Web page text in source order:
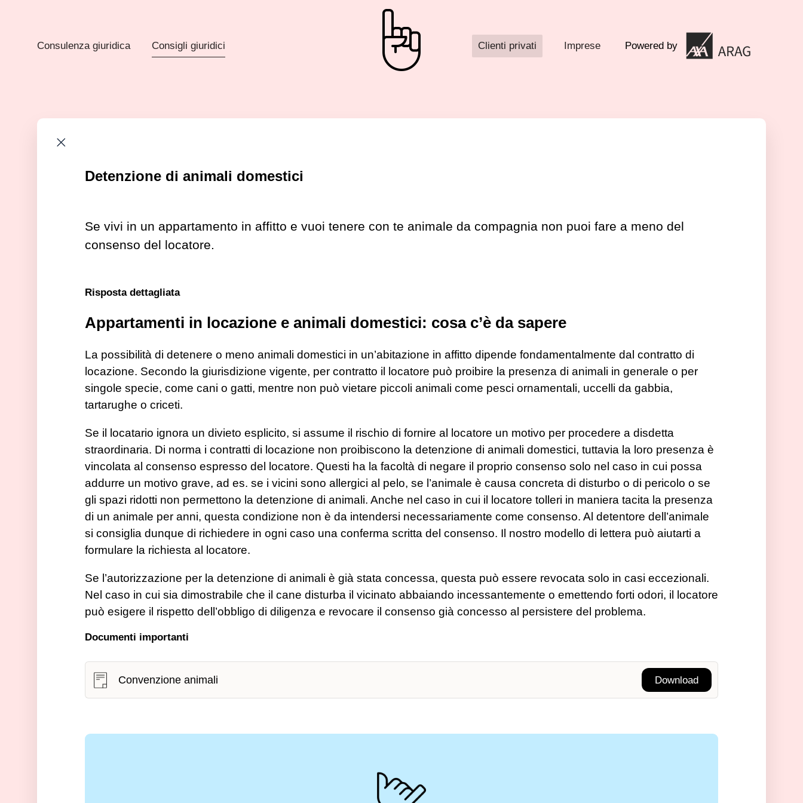
Consulenza giuridica Consigli giuridici Clienti privati Imprese Powered by
Detenzione di animali domestici
Se vivi in un appartamento in affitto e vuoi tenere con te animale da compagnia non puoi fare a meno del
consenso del locatore.
Risposta dettagliata
Appartamenti in locazione e animali domestici: cosa c’è da sapere
La possibilità di detenere o meno animali domestici in un’abitazione in affitto dipende fondamentalmente dal contratto di
locazione. Secondo la giurisdizione vigente, per contratto il locatore può proibire la presenza di animali in generale o per
singole specie, come cani o gatti, mentre non può vietare piccoli animali come pesci ornamentali, uccelli da gabbia,
tartarughe o criceti.
Se il locatario ignora un divieto esplicito, si assume il rischio di fornire al locatore un motivo per procedere a disdetta
straordinaria. Di norma i contratti di locazione non proibiscono la detenzione di animali domestici, tuttavia la loro presenza è
vincolata al consenso espresso del locatore. Questi ha la facoltà di negare il proprio consenso solo nel caso in cui possa
addurre un motivo grave, ad es. se i vicini sono allergici al pelo, se l’animale è causa concreta di disturbo o di pericolo o se
gli spazi ridotti non permettono la detenzione di animali. Anche nel caso in cui il locatore tolleri in maniera tacita la presenza
di un animale per anni, questa condizione non è da intendersi necessariamente come consenso. Al detentore dell’animale
si consiglia dunque di richiedere in ogni caso una conferma scritta del consenso. Il nostro modello di lettera può aiutarti a
formulare la richiesta al locatore.
Se l’autorizzazione per la detenzione di animali è già stata concessa, questa può essere revocata solo in casi eccezionali.
Nel caso in cui sia dimostrabile che il cane disturba il vicinato abbaiando incessantemente o emettendo forti odori, il locatore
può esigere il rispetto dell’obbligo di diligenza e revocare il consenso già concesso al persistere del problema.
Documenti importanti
Convenzione animali Download